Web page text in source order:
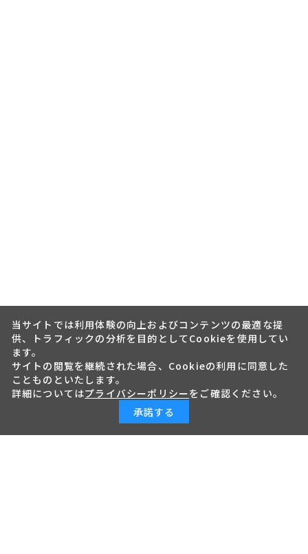
当サイトでは利用体験の向上およびコンテンツの最適な提
供、トラフィックの分析を目的としてCookieを使用してい
ます。
サイトの閲覧を継続された場合、Cookieの利用に同意した
ことものといたします。
詳細についてはプライバシーポリシーをご確認ください。
承諾する